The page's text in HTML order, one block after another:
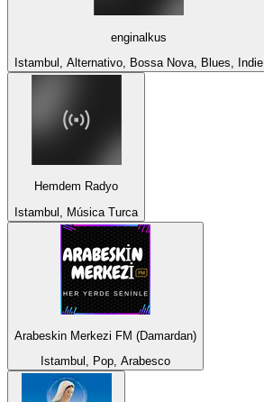
enginalkus
Istambul, Alternativo, Bossa Nova, Blues, Indie
Hemdem Radyo
Istambul, Música Turca
Arabeskin Merkezi FM (Damardan)
Istambul, Pop, Arabesco